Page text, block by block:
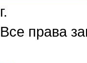
г.
Все права